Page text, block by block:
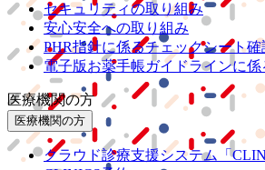
セキュリティの取り組み
安心安全への取り組み
PHR指針に係るチェックシート
電子版お薬手帳ガイドラインに
医療機関の方
医療機関の方
クラウド診療支援システム
「